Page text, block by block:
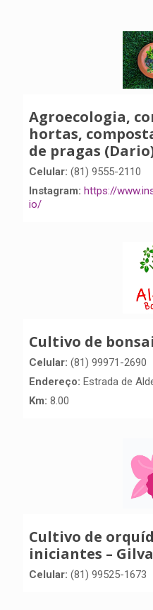
Agroecologia,
hortas,
de pragas
Celular: (81) 9555-2110
Instagram: https://
io/
Cultivo de
Celular: (81) 99971-2690
Endereço: Estrada de
Km: 8.00
Cultivo de
iniciantes –
Celular: (81) 99525-1673